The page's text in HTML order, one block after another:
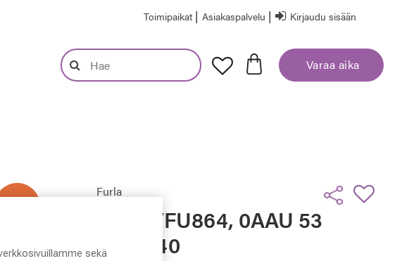
Toimipaikat | Asiakaspalvelu | Kirjaudu sisään
Varaa aika
Furla
Furla VFU864, 0AAU 53
- 19 - 140
sekä